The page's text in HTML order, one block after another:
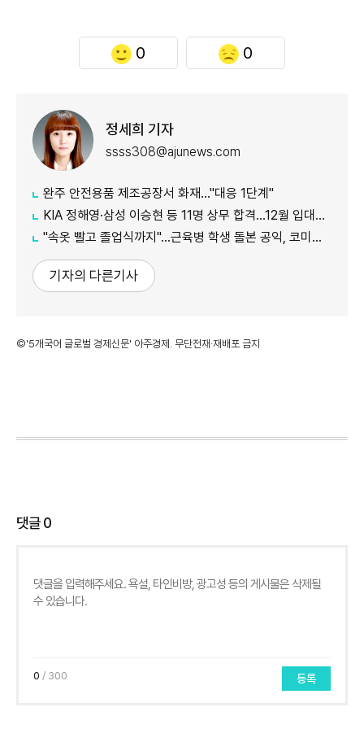
0 0
정세희 기자
ssss308@ajunews.com
완주 안전용품 제조공장서 화재…"대응 1단계"
KIA 정해영·삼성 이승현 등 11명 상무 합격…12월 입대해 2028년 6월 전역
"속옷 빨고 졸업식까지"…근육병 학생 돌본 공익, 코미디언 김규원이었다
기자의 다른기사
©'5개국어 글로벌 경제신문' 아주경제. 무단전재·재배포 금지
댓글0
0 / 300 등록